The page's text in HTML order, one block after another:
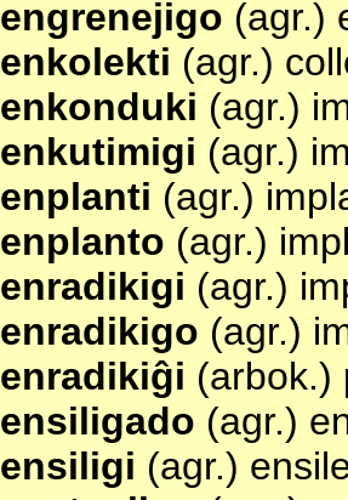
engrenejigo (agr.)
enkolekti (agr.)
enkonduki (agr.)
enkutimigi (agr.)
enplanti (agr.)
enplanto (agr.)
enradikigi (agr.)
enradikigo (agr.)
enradikiĝi (arbok.)
ensiligado (agr.)
ensiligi (agr.)